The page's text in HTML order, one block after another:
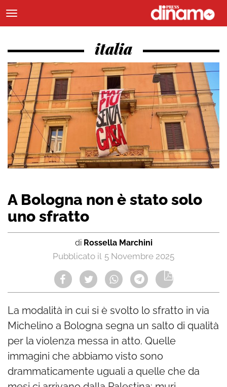
italia
A Bologna non è stato solo
uno sfratto
di Rossella Marchini
5 Novembre 2025
La modalità in cui si è svolto lo sfratto in via
Michelino a Bologna segna un salto di qualità
per la violenza messa in atto. Quelle
immagini che abbiamo visto sono
drammaticamente uguali a quelle che da